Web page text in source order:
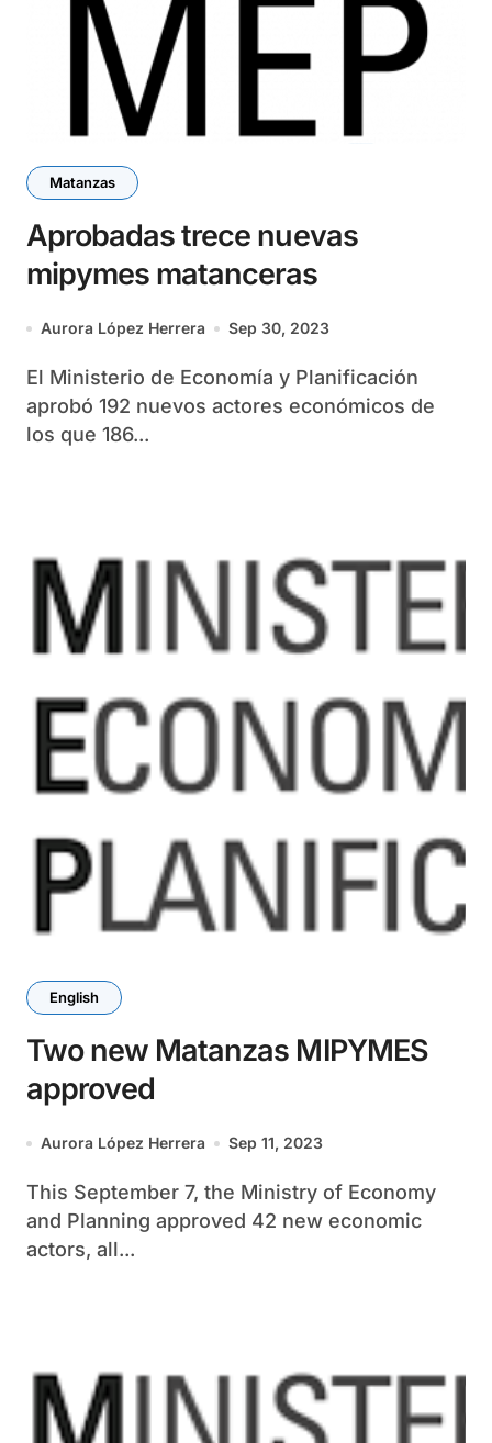
Matanzas
Aprobadas trece nuevas
mipymes matanceras
Aurora López Herrera Sep 30, 2023
El Ministerio de Economía y Planificación
aprobó 192 nuevos actores económicos de
los que 186...
English
Two new Matanzas MIPYMES
approved
Aurora López Herrera Sep 11, 2023
This September 7, the Ministry of Economy
and Planning approved 42 new economic
actors, all...